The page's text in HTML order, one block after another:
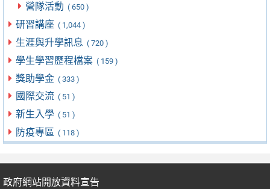
營隊活動 ( 650 )
研習講座 ( 1,044 )
生涯與升學訊息 ( 720 )
學生學習歷程檔案 ( 159 )
獎助學金 ( 333 )
國際交流 ( 51 )
新生入學 ( 51 )
防疫專區 ( 118 )
政府網站開放資料宣告